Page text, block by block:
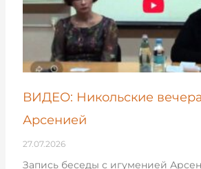
ВИДЕО: Никольские
Арсенией
27.07.2026
Запись беседы с игуменией